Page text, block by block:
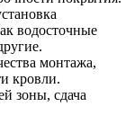
водосточные
монтажа,
кровли.
зоны, сдача